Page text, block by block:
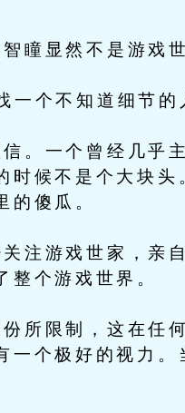
显然不是游戏世
个不知道细节的
一个曾经几乎
时候不是个大块
的傻瓜。
游戏世家，亲
整个游戏世界。
限制，这在任
一个极好的视力